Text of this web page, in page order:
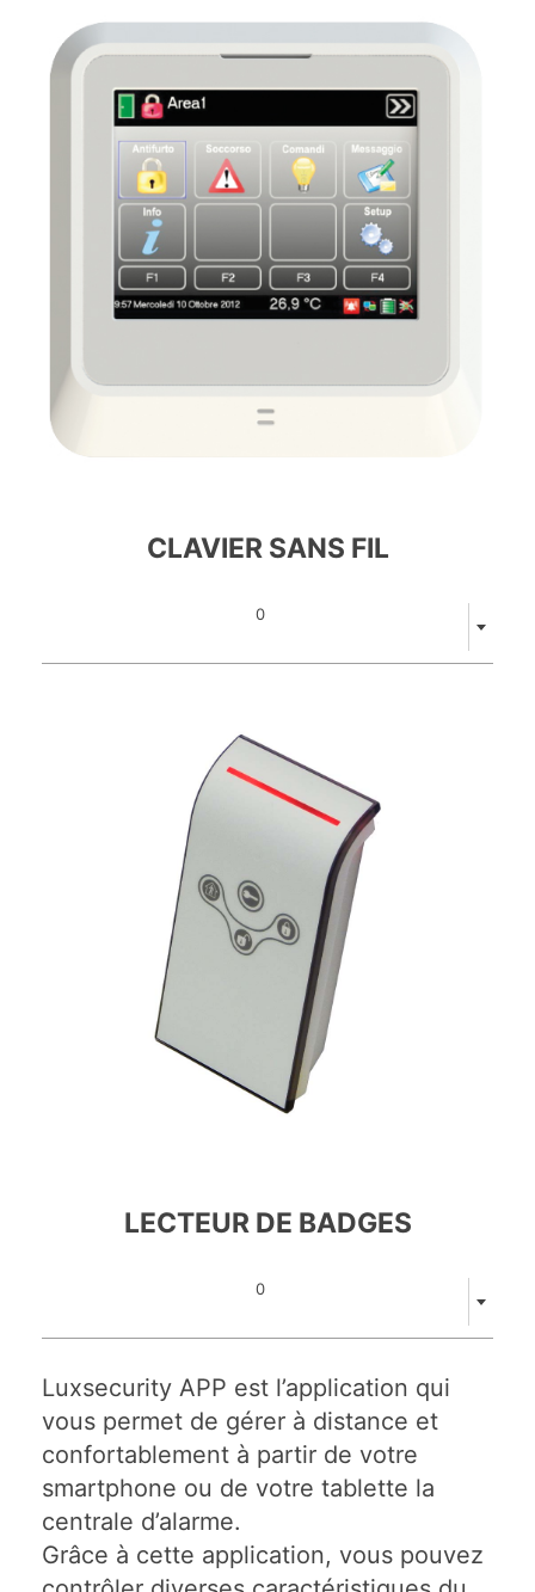
CLAVIER SANS FIL
0
LECTEUR DE BADGES
0
Luxsecurity APP est l’application qui
vous permet de gérer à distance et
confortablement à partir de votre
smartphone ou de votre tablette la
centrale d’alarme.
Grâce à cette application, vous pouvez